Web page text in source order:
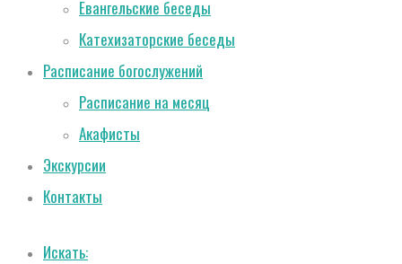
Евангельские беседы
Катехизаторские беседы
Расписание богослужений
Расписание на месяц
Акафисты
Экскурсии
Контакты
Искать: